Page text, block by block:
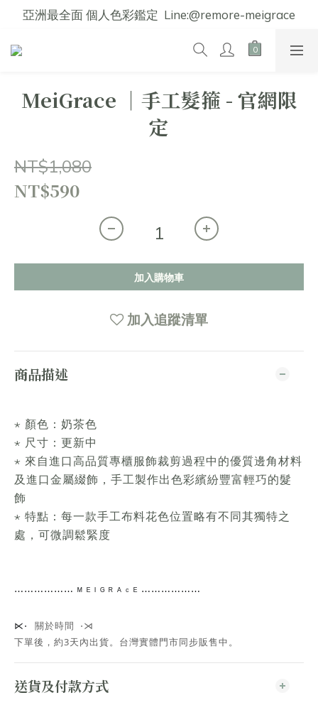
亞洲最全面 個人色彩鑑定  Line:@remore-meigrace
MeiGrace │手工髮箍 - 官網限
定
NT$1,080
NT$590
加入購物車
加入追蹤清單
商品描述
⋆ 顏色：奶茶色
⋆ 尺寸：更新中
⋆ 來自進口高品質專櫃服飾裁剪過程中的優質邊角材料
及進口金屬綴飾，手工製作出色彩繽紛豐富輕巧的髮
飾
⋆ 特點：每一款手工布料花色位置略有不同其獨特之
處，可微調鬆緊度
⋯⋯ ⋯⋯⋯⋯ ᴹ ᴱ ᴵ ᴳ ᴿ ᴬ ᶜ ᴱ ⋯⋯⋯⋯ ⋯⋯
⋉⋅ 關於時間 ⋅⋊
下單後，約3天內出貨。台灣實體門市同步販售中。
送貨及付款方式